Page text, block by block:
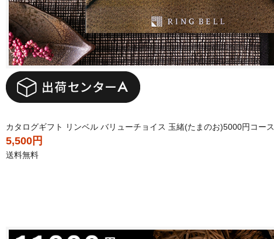
カタログギフト リンベル バリューチョイス 玉緒(たまのお)5000円コース
5,500円
送料無料